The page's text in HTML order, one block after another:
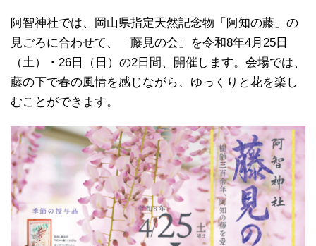
阿智神社では、岡山県指定天然記念物「阿知の藤」の
見ごろに合わせて、「藤見の会」を令和8年4月25日
（土）・26日（日）の2日間、開催します。会場では、
藤の下で春の風情を感じながら、ゆっくりと花を楽し
むことができます。